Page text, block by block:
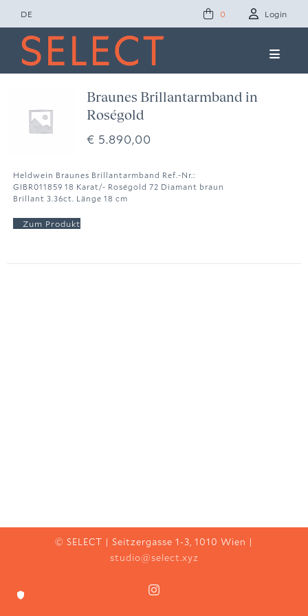
Zum
Inhalt
springen
DE 0 Login
Toggle
Concept Studio
Ole Lynggaard
Braunes Brillantarmband in
Roségold
€ 5.890,00
Heldwein Braunes Brillantarmband Ref.-Nr.:
GIBR011859 18 Karat/- Roségold 72 Diamant braun
Brillant 3.36ct. Länge 18 cm
© SELECT | Seitzergasse 1-3, 1010 Wien |
studio@select.xyz
Instagram